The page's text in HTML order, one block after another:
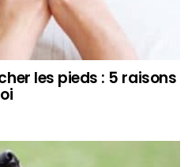
les pieds : 5 raisons